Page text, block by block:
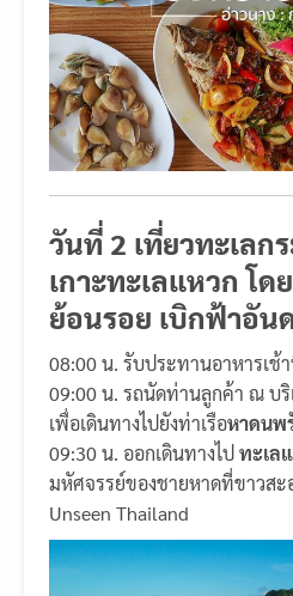
วันที่ 2 เที่ยวทะเลก
เกาะทะเลแหวก โด
ย้อนรอย เบิกฟ้าอัน
08:00 น. รับประทานอาหารเช้
09:00 น. รถนัดท่านลูกค้า ณ บ
เพื่อเดินทางไปยังท่าเรือหาดนพ
09:30 น. ออกเดินทางไปทะเล
มหัศจรรย์ของชายหาดที่ขาวสะ
Unseen Thailand